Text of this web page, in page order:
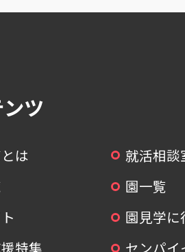
ツ
は
就活相談
園一覧
園見学
特集
センパ